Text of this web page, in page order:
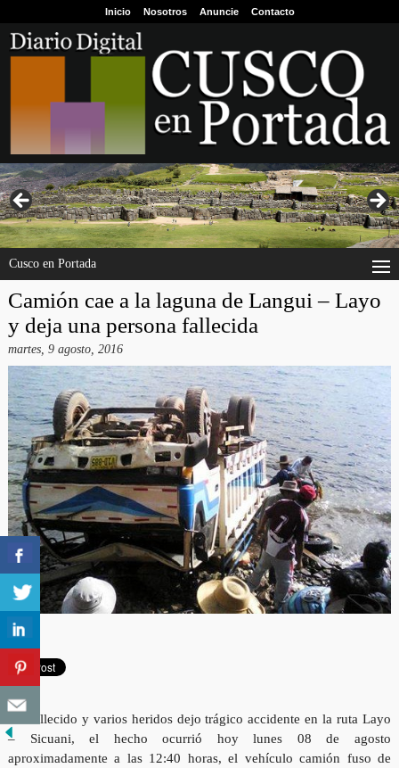
Inicio Nosotros Anuncie Contacto
Cusco en Portada
Camión cae a la laguna de Langui – Layo
y deja una persona fallecida
martes, 9 agosto, 2016
Un fallecido y varios heridos dejo trágico accidente en la ruta Layo
– Sicuani, el hecho ocurrió hoy lunes 08 de agosto
aproximadamente a las 12:40 horas, el vehículo camión fuso de